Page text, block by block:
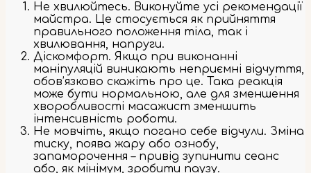
Не хвилюйтесь. Виконуйте усі рекомендації
майстра. Це стосується як прийняття
правильного положення тіла, так і
хвилювання, напруги.
Діскомфорт. Якщо при виконанні
маніпуляцій виникають неприємні відчуття,
обов’язково скажіть про це. Така реакція
може бути нормальною, але для зменшення
хворобливості масажист зменшить
інтенсивність роботи.
Не мовчіть, якщо погано себе відчули. Зміна
тиску, поява жару або ознобу,
запаморочення – привід зупинити сеанс
або, як мінімум, зробити паузу.